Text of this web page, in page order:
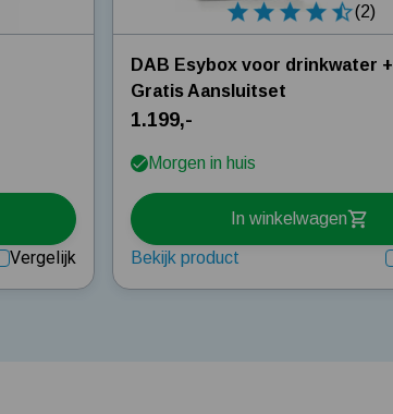
Vergelijk
(2)
DAB Esybox voor drinkwater +
Gratis Aansluitset
1.199,-
Morgen in huis
In winkelwagen
Bekijk product